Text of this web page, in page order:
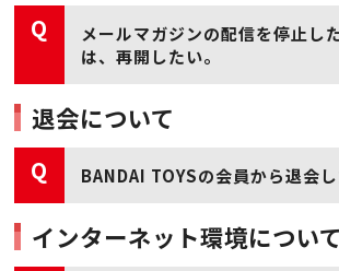
バンダイナムコIDのログインに連
合は、パスワードが無効状態にな
iPhoneをご利用の場合は、ドメイ
※「@i.softbank.jp」と「
いかご確認ください。
「有効」になっているかご確認くだ
Q
メールマガジンの配信を停止し
は、再開したい。
退会について
Q BANDAI TOYSの会員から退会し
インターネット環境について